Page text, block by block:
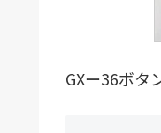
GXー36ボタ